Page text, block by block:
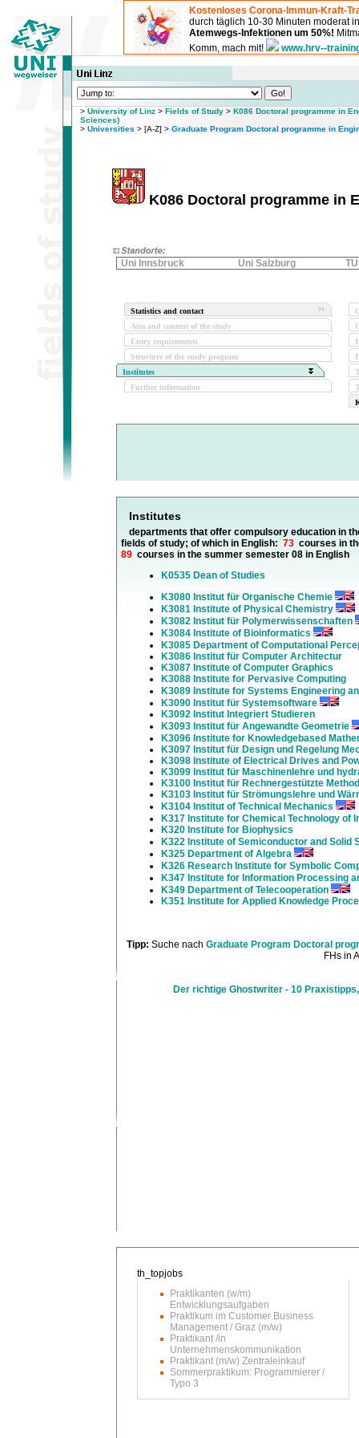
Kostenloses Corona-Immun-Kraft-
durch täglich 10-30 Minuten moderat
Atemwegs-Infektionen um 50%!
Komm, mach mit!
www.hrv--
> University of Linz > Fields of Study > K086 Doctoral programme in
Sciences)
> Universities > [A-Z] > Graduate Program Doctoral programme in
K086 Doctoral programme in
Uni Innsbruck Uni Salzburg
Statistics and contact
Aim and content of the study
Entry requirements
Structure of the study program
Institutes
Further information
Institutes
departments that offer compulsory education in
fields of study; of which in English: 73 courses in
89 courses in the summer semester 08 in English
K0535 Dean of Studies
K3080 Institut für Organische Chemie
K3081 Institute of Physical Chemistry
K3082 Institut für Polymerwissenschaften
K3084 Institute of Bioinformatics
K3085 Department of Computational
K3086 Institut für Computer Architectur
K3087 Institute of Computer Graphics
K3088 Institute for Pervasive Computing
K3089 Institute for Systems Engineering
K3090 Institut für Systemsoftware
K3092 Institut Integriert Studieren
K3093 Institut für Angewandte Geometrie
K3096 Institute for Knowledgebased
K3097 Institut für Design und Regelung
K3098 Institute of Electrical Drives and
K3099 Institut für Maschinenlehre und
K3100 Institut für Rechnergestützte
K3103 Institut für Strömungslehre und
K3104 Institut of Technical Mechanics
K317 Institute for Chemical Technology of
K320 Institute for Biophysics
K322 Institute of Semiconductor and Solid
K325 Department of Algebra
K326 Research Institute for Symbolic
K347 Institute for Information Processing
K349 Department of Telecooperation
K351 Institute for Applied Knowledge
Tipp: Suche nach Graduate Program Doctoral
FHs in
Der richtige Ghostwriter - 10
Praktikanten (w/m)
Entwicklungsaufgaben
Praktikum im Customer Business
Management / Graz (m/w)
Praktikant /in
Unternehmenskommunikation
Praktikant (m/w) Zentraleinkauf
Sommerpraktikum: Programmierer /
Typo 3